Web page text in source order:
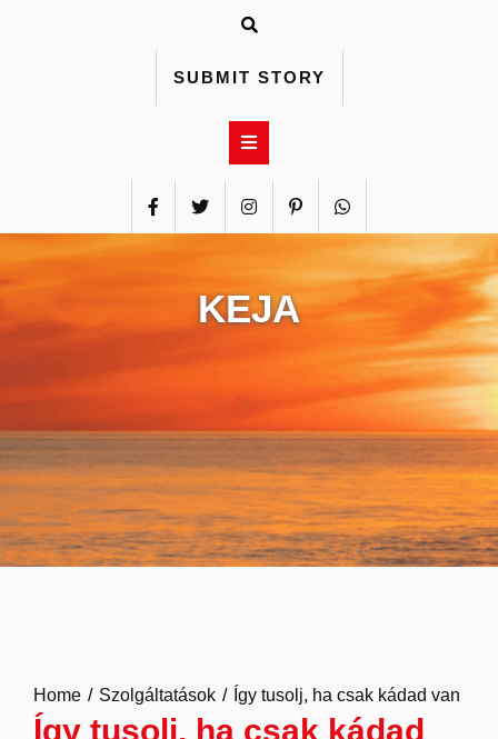
SUBMIT STORY
KEJA
Home Szolgáltatások Így tusolj, ha csak kádad van
Így tusolj, ha csak kádad